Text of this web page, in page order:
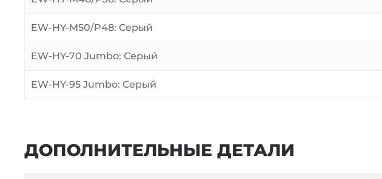
EW-HY-M50/P48: Серый
EW-HY-70 Jumbo: Серый
EW-HY-95 Jumbo: Серый
ДОПОЛНИТЕЛЬНЫЕ ДЕТАЛИ